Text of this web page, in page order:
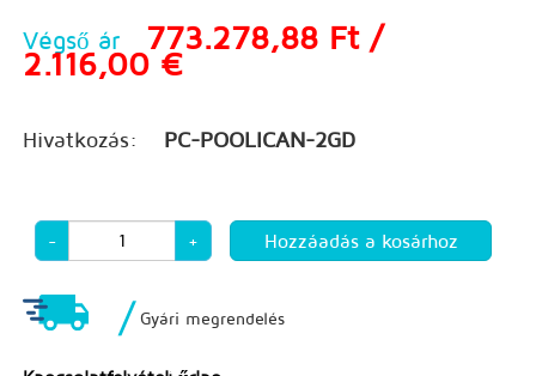
Végső ár 773.278,88 Ft /
2.116,00 €
Hivatkozás: PC-POOLICAN-2GD
- +
/ Gyári megrendelés